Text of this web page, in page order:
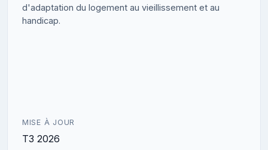
d'adaptation du logement au vieillissement et au
handicap.
MISE À JOUR
T3 2026